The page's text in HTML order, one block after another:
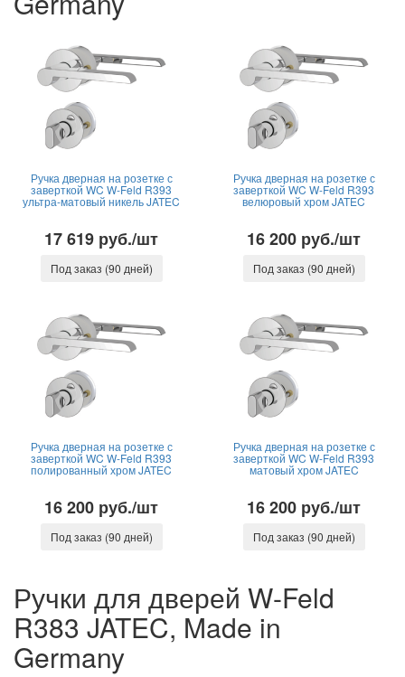
Ручка дверная на розетке с
заверткой WC W-Feld R393
ультра-матовый никель JATEC
17 619 руб./шт
Под заказ (90 дней)
Ручка дверная на розетке с
заверткой WC W-Feld R393
велюровый хром JATEC
16 200 руб./шт
Под заказ (90 дней)
Ручка дверная на розетке с
заверткой WC W-Feld R393
полированный хром JATEC
16 200 руб./шт
Под заказ (90 дней)
Ручка дверная на розетке с
заверткой WC W-Feld R393
матовый хром JATEC
16 200 руб./шт
Под заказ (90 дней)
Ручки для дверей W-Feld
R383 JATEC, Made in
Germany